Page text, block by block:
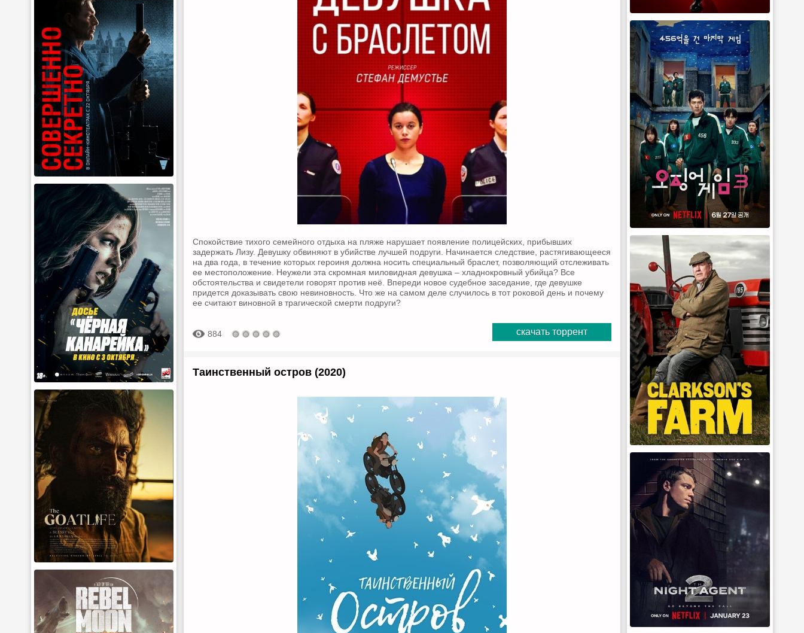
Спокойствие тихого семейного отдыха на пляже нарушает появление полицейских, прибывших
задержать Лизу. Девушку обвиняют в убийстве лучшей подруги. Начинается следствие, растягивающееся
на два года, в течение которых героиня должна носить специальный браслет, позволяющий отслеживать
ее местоположение. Неужели эта скромная миловидная девушка – хладнокровный убийца? Все
обстоятельства и свидетели говорят против неё. Впереди новое судебное заседание, где девушке
придется доказывать свою невиновность. Что же на самом деле случилось в тот роковой день и почему
ее считают виновной в трагической смерти подруги?
884 скачать торрент
Таинственный остров (2020)